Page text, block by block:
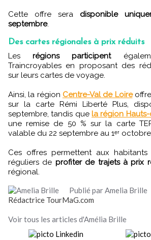
Cette offre sera disponible
septembre.
Des cartes régionales à prix réduits
Lesrégions participent
Traincroyables en proposant des
sur leurs cartes de voyage.
Ainsi, la région Centre-Val de Loire
sur la carte Rémi Liberté Plus,
septembre, tandis que la région
une remise de 50 % sur la carte
valable du 22 septembre au 1ᵉʳ
Ces offres permettent aux
réguliers de profiter de trajets à prix
régional.
Publié par Amelia Brille
Rédactrice TourMaG.com
Voir tous les articles d'Amélia Brille